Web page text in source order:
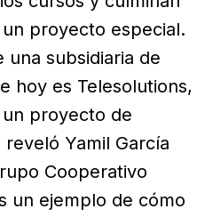
proyecto especial.
una subsidiaria de
hoy es Telesolutions,
proyecto de
Yamil García
Cooperativo
un ejemplo de cómo